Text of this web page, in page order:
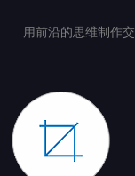
用前沿的思维制作